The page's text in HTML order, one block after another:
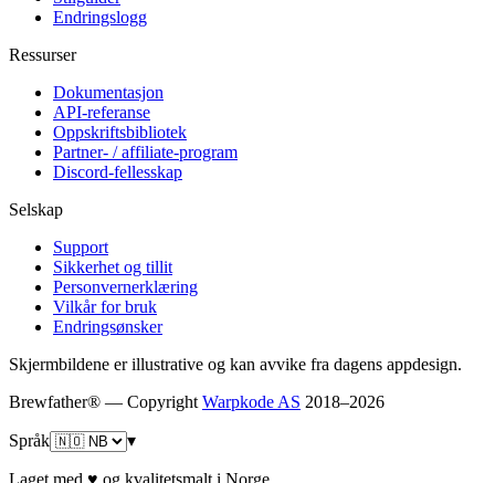
Endringslogg
Ressurser
Dokumentasjon
API-referanse
Oppskriftsbibliotek
Partner- / affiliate-program
Discord-fellesskap
Selskap
Support
Sikkerhet og tillit
Personvernerklæring
Vilkår for bruk
Endringsønsker
Skjermbildene er illustrative og kan avvike fra dagens appdesign.
Brewfather® — Copyright Warpkode AS 2018–2026
Språk ▾
Laget med ♥ og kvalitetsmalt i Norge